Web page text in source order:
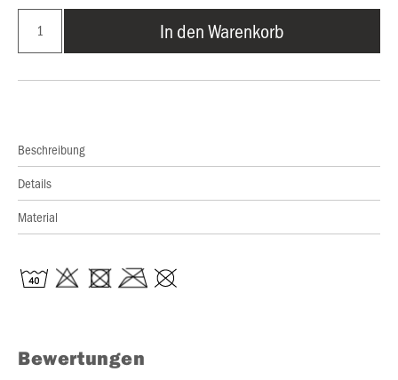
In den Warenkorb
Beschreibung
Details
Material
Bewertungen